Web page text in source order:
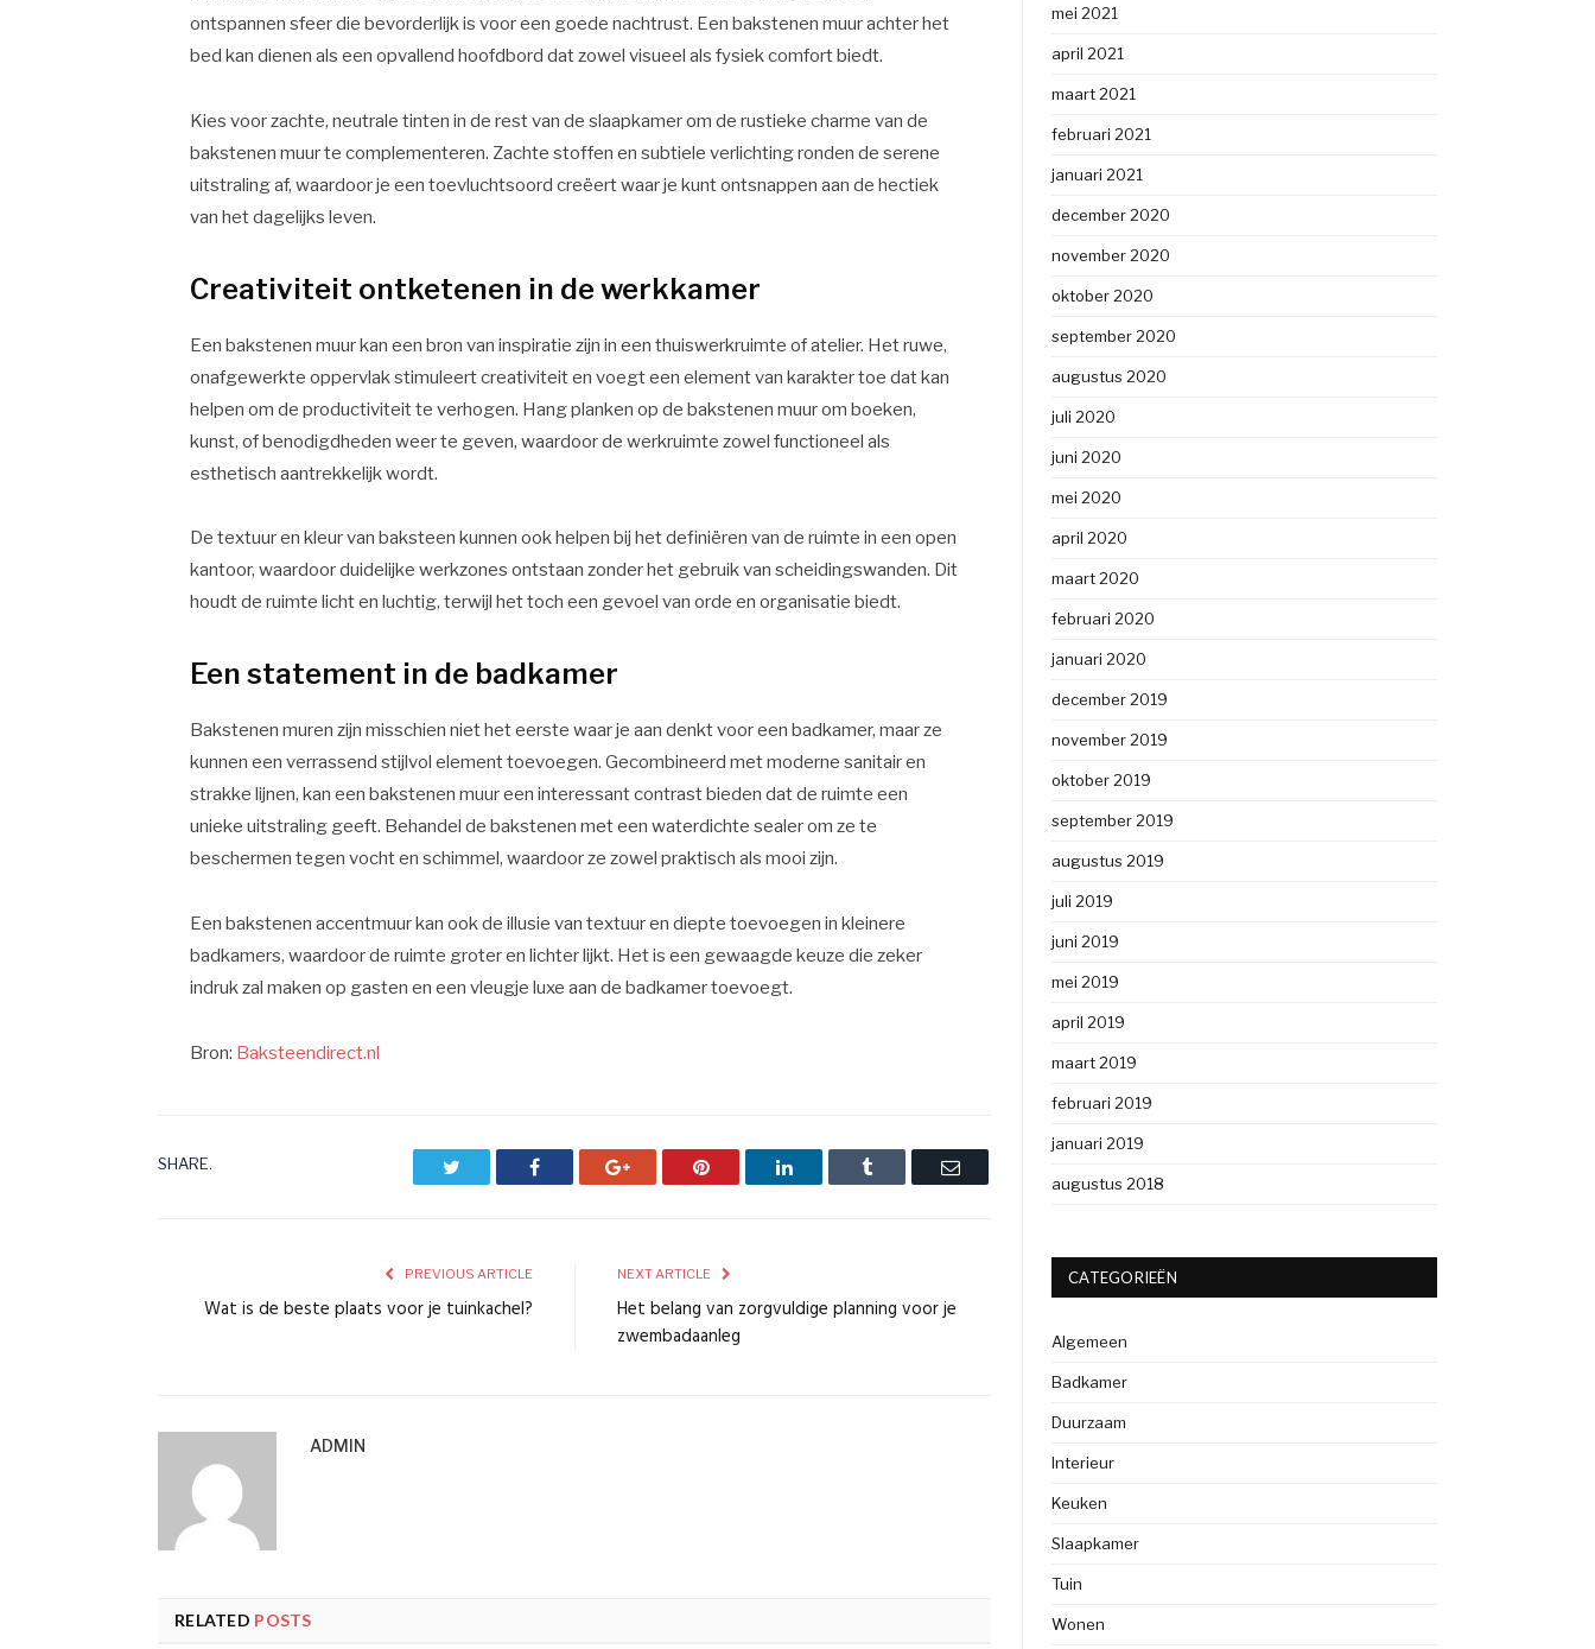
ontspannen sfeer die bevorderlijk is voor een goede nachtrust. Een bakstenen muur achter het
bed kan dienen als een opvallend hoofdbord dat zowel visueel als fysiek comfort biedt.
Kies voor zachte, neutrale tinten in de rest van de slaapkamer om de rustieke charme van de
bakstenen muur te complementeren. Zachte stoffen en subtiele verlichting ronden de serene
uitstraling af, waardoor je een toevluchtsoord creëert waar je kunt ontsnappen aan de hectiek
van het dagelijks leven.
Creativiteit ontketenen in de werkkamer
Een bakstenen muur kan een bron van inspiratie zijn in een thuiswerkruimte of atelier. Het ruwe,
onafgewerkte oppervlak stimuleert creativiteit en voegt een element van karakter toe dat kan
helpen om de productiviteit te verhogen. Hang planken op de bakstenen muur om boeken,
kunst, of benodigdheden weer te geven, waardoor de werkruimte zowel functioneel als
esthetisch aantrekkelijk wordt.
De textuur en kleur van baksteen kunnen ook helpen bij het definiëren van de ruimte in een open
kantoor, waardoor duidelijke werkzones ontstaan zonder het gebruik van scheidingswanden. Dit
houdt de ruimte licht en luchtig, terwijl het toch een gevoel van orde en organisatie biedt.
Een statement in de badkamer
Bakstenen muren zijn misschien niet het eerste waar je aan denkt voor een badkamer, maar ze
kunnen een verrassend stijlvol element toevoegen. Gecombineerd met moderne sanitair en
strakke lijnen, kan een bakstenen muur een interessant contrast bieden dat de ruimte een
unieke uitstraling geeft. Behandel de bakstenen met een waterdichte sealer om ze te
beschermen tegen vocht en schimmel, waardoor ze zowel praktisch als mooi zijn.
Een bakstenen accentmuur kan ook de illusie van textuur en diepte toevoegen in kleinere
badkamers, waardoor de ruimte groter en lichter lijkt. Het is een gewaagde keuze die zeker
indruk zal maken op gasten en een vleugje luxe aan de badkamer toevoegt.
Bron: Baksteendirect.nl
SHARE. Facebook Google+ Pinterest LinkedIn Tumblr Email
PREVIOUS ARTICLE
Wat is de beste plaats voor je tuinkachel?
NEXT ARTICLE
Het belang van zorgvuldige planning voor je
zwembadaanleg
ADMIN
RELATED POSTS
mei 2021
april 2021
maart 2021
februari 2021
januari 2021
december 2020
november 2020
oktober 2020
september 2020
augustus 2020
juli 2020
juni 2020
mei 2020
april 2020
maart 2020
februari 2020
januari 2020
december 2019
november 2019
oktober 2019
september 2019
augustus 2019
juli 2019
juni 2019
mei 2019
april 2019
maart 2019
februari 2019
januari 2019
augustus 2018
CATEGORIEËN
Algemeen
Badkamer
Duurzaam
Interieur
Keuken
Slaapkamer
Tuin
Wonen